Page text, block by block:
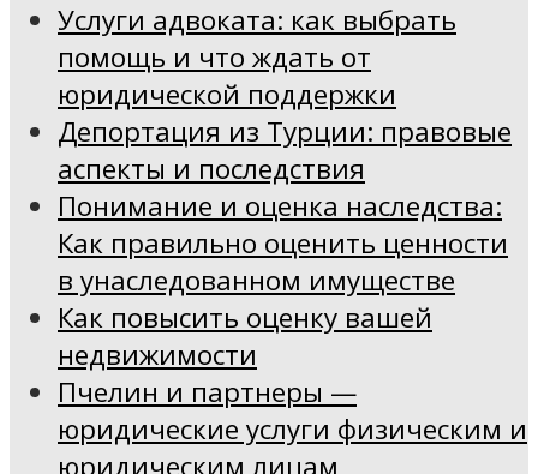
Услуги адвоката: как выбрать
помощь и что ждать от
юридической поддержки
Депортация из Турции: правовые
аспекты и последствия
Понимание и оценка наследства:
Как правильно оценить ценности
в унаследованном имуществе
Как повысить оценку вашей
недвижимости
Пчелин и партнеры —
юридические услуги физическим и
юридическим лицам